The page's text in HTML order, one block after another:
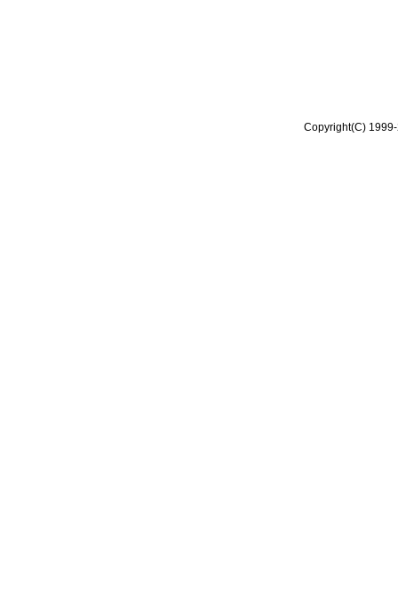
Copyright(C)